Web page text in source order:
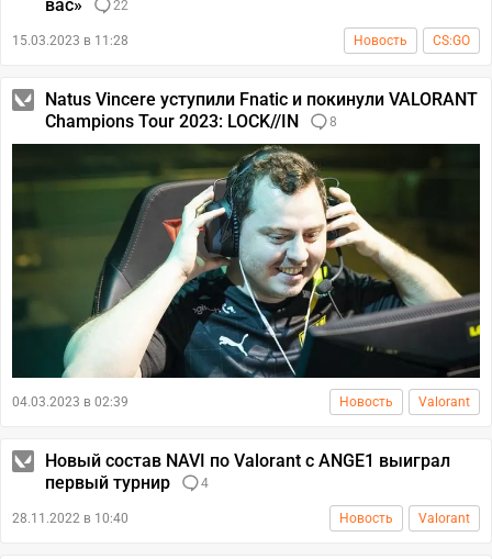
вас»
22
15.03.2023 в 11:28 Новость CS:GO
Natus Vincere уступили Fnatic и покинули VALORANT
Champions Tour 2023: LOCK//IN
8
04.03.2023 в 02:39 Новость Valorant
Новый состав NAVI по Valorant с ANGE1 выиграл
первый турнир
4
28.11.2022 в 10:40 Новость Valorant